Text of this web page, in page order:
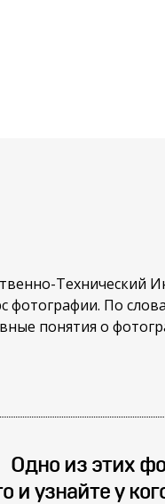
Технический
фотографии. По
понятия о
Одно из этих
и узнайте у